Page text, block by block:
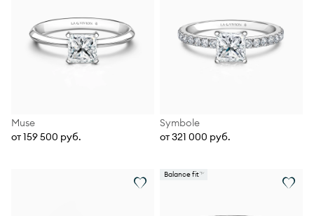
Muse
от 159 500 руб.
Symbole
от 321 000 руб.
Balance fit